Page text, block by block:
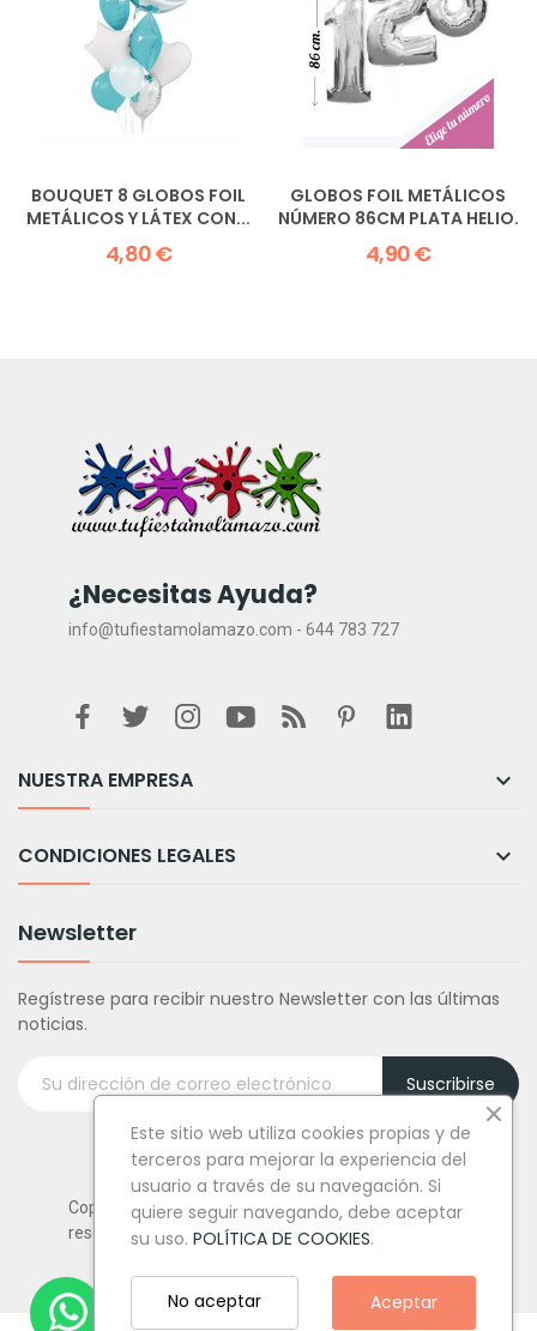
BOUQUET 8 GLOBOS FOIL
METÁLICOS Y LÁTEX CON...
4,80 €
GLOBOS FOIL METÁLICOS
NÚMERO 86CM PLATA HELIO.
4,90 €
¿Necesitas Ayuda?
info@tufiestamolamazo.com - 644 783 727
NUESTRA EMPRESA 
CONDICIONES LEGALES 
Newsletter
Regístrese para recibir nuestro Newsletter con las últimas
noticias.
Suscribirse
Copyright © Tufiestamolamazo.com - Todos los derechos
reservados.
Este sitio web utiliza cookies propias y de
terceros para mejorar la experiencia del
usuario a través de su navegación. Si
quiere seguir navegando, debe aceptar
su uso. POLÍTICA DE COOKIES.
Aceptar
No aceptar